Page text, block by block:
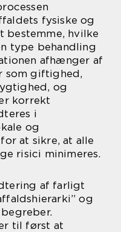
fysiske og
bestemme, hvilke
type behandling
afhænger af
som giftighed,
og
korrekt
i
og
at sikre, at alle
risici minimeres.
af farligt
og
til først at